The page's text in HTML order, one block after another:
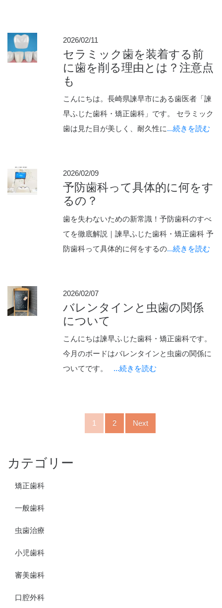
2026/02/11
セラミック歯を装着する前
に歯を削る理由とは？注意点
も
こんにちは。長崎県諫早市にある歯医者「諫
早ふじた歯科・矯正歯科」です。 セラミック
歯は見た目が美しく、耐久性に...続きを読む
2026/02/09
予防歯科って具体的に何をす
るの？
歯を失わないための新常識！予防歯科のすべ
てを徹底解説｜諫早ふじた歯科・矯正歯科 予
防歯科って具体的に何をするの...続きを読む
2026/02/07
バレンタインと虫歯の関係
について
こんにちは諫早ふじた歯科・矯正歯科です。
今月のボードはバレンタインと虫歯の関係に
ついてです。 ...続きを読む
1 2 Next
カテゴリー
矯正歯科
一般歯科
虫歯治療
小児歯科
審美歯科
口腔外科